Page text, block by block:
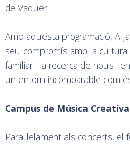
de Vaquer.
Amb aquesta programació, A
seu compromís amb la
familiar i la recerca de nous
un entorn incomparable com
Campus de Música
Paral·lelament als concerts,